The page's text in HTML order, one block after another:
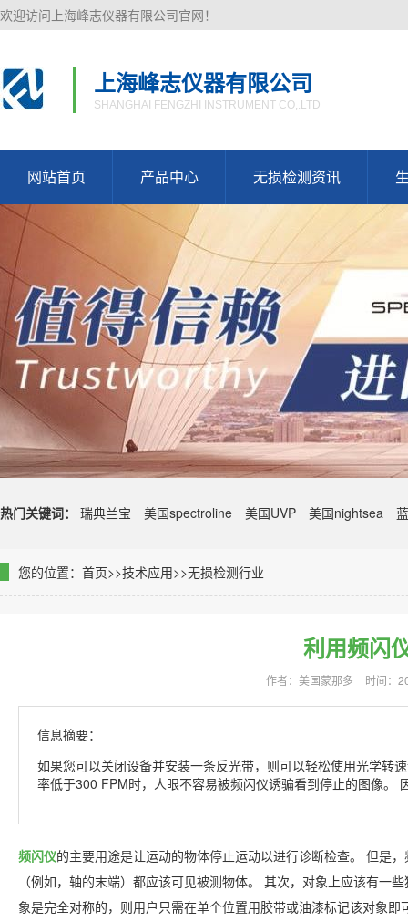
欢迎访问上海峰志仪器有限公司官网！
上海峰志仪器有限公司
SHANGHAI FENGZHI INSTRUMENT CO,.LTD
网站首页 产品中心 无损检测资讯
热门关键词： 瑞典兰宝 美国spectroline 美国UVP 美国nightsea
您的位置： 首页>>技术应用>>无损检测行业
利用频闪
作者：美国蒙那多 时间：
信息摘要：
如果您可以关闭设备并安装一条反光带，则可以轻松使用光学转
率低于300 FPM时，人眼不容易被频闪仪诱骗看到停止的图像。
频闪仪的主要用途是让运动的物体停止运动以进行诊断检查。 但是
（例如，轴的末端）都应该可见被测物体。 其次，对象上应该有一
象是完全对称的，则用户只需在单个位置用胶带或油漆标记该对象即